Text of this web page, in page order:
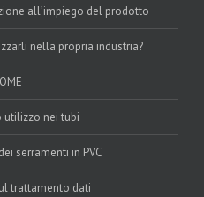
all’impiego del prodotto
nella propria industria?
utilizzo nei tubi
serramenti in PVC
trattamento dati